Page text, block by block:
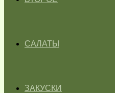
САЛАТЫ
ЗАКУСКИ